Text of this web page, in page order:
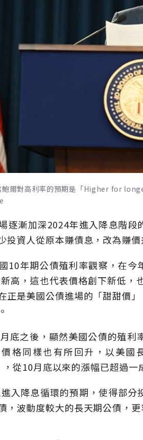
鮑爾對高利率的預期是「Higher for
逐漸加深2024年進入降息階
投資人從原本賺債息，改為賺
10年期公債殖利率觀察，在
高，這也代表價格創下新低，
正是美國公債進場的「甜甜價
底之後，顯然美國公債的殖
格同樣也有所回升，以美國
，從10月底以來的漲幅已超過一
入降息循環的預期，使得部
，波動度較大的長天期公債，更